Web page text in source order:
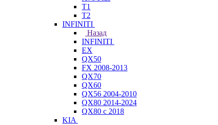
T1
T2
INFINITI
Назад
INFINITI
EX
QX50
FX 2008-2013
QX70
QX60
QX56 2004-2010
QX80 2014-2024
QX80 c 2018
KIA